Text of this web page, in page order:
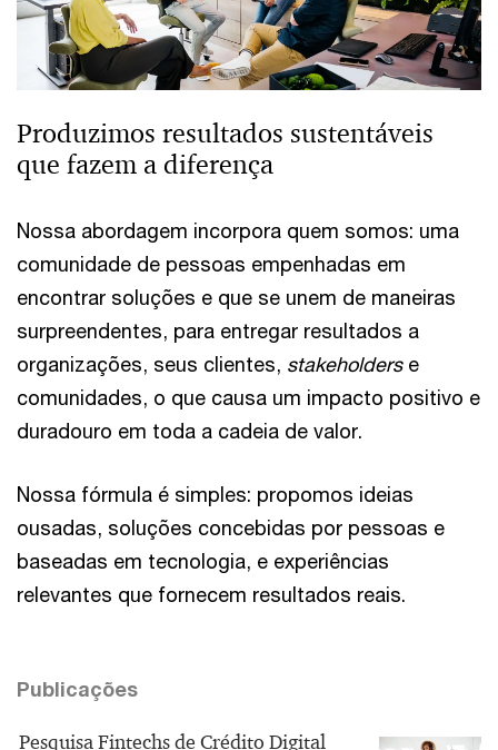
Produzimos resultados sustentáveis
que fazem a diferença
Nossa abordagem incorpora quem somos: uma
comunidade de pessoas empenhadas em
encontrar soluções e que se unem de maneiras
surpreendentes, para entregar resultados a
organizações, seus clientes, stakeholders e
comunidades, o que causa um impacto positivo e
duradouro em toda a cadeia de valor.
Nossa fórmula é simples: propomos ideias
ousadas, soluções concebidas por pessoas e
baseadas em tecnologia, e experiências
relevantes que fornecem resultados reais.
Publicações
Pesquisa Fintechs de Crédito Digital